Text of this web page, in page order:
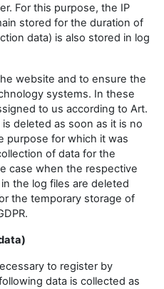
For this purpose, the IP
stored for the duration of
data) is also stored in log
website and to ensure the
systems. In these
to us according to Art.
is deleted as soon as it is no
purpose for which it was
of data for the
case when the respective
the log files are deleted
the temporary storage of
to register by
data is collected as